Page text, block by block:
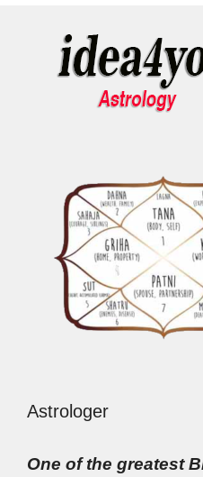
Astrologer
One of the greatest